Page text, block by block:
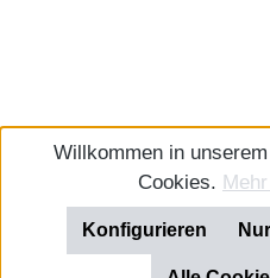
Willkommen in
Cookies.
Konfigurieren